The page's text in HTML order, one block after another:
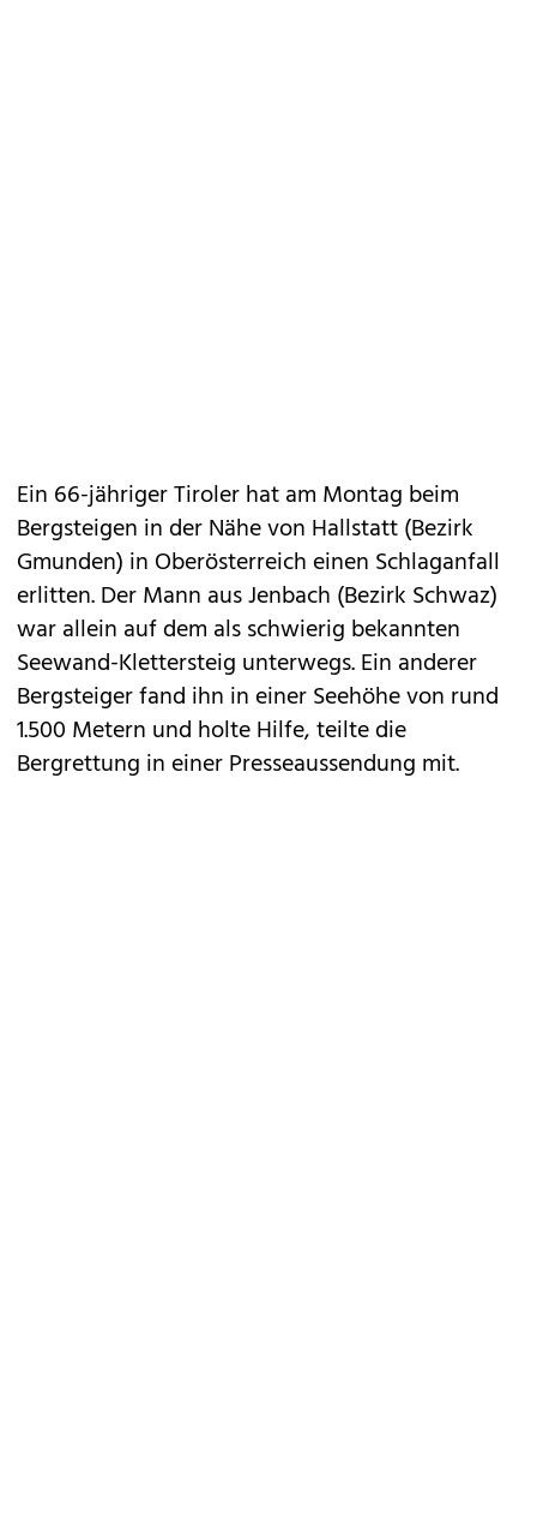
Ein 66-jähriger Tiroler hat am Montag beim
Bergsteigen in der Nähe von Hallstatt (Bezirk
Gmunden) in Oberösterreich einen Schlaganfall
erlitten. Der Mann aus Jenbach (Bezirk Schwaz)
war allein auf dem als schwierig bekannten
Seewand-Klettersteig unterwegs. Ein anderer
Bergsteiger fand ihn in einer Seehöhe von rund
1.500 Metern und holte Hilfe, teilte die
Bergrettung in einer Presseaussendung mit.